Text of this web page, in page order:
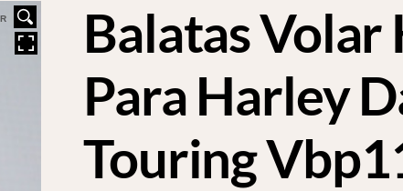
Balatas Volar
Para Harley
Touring